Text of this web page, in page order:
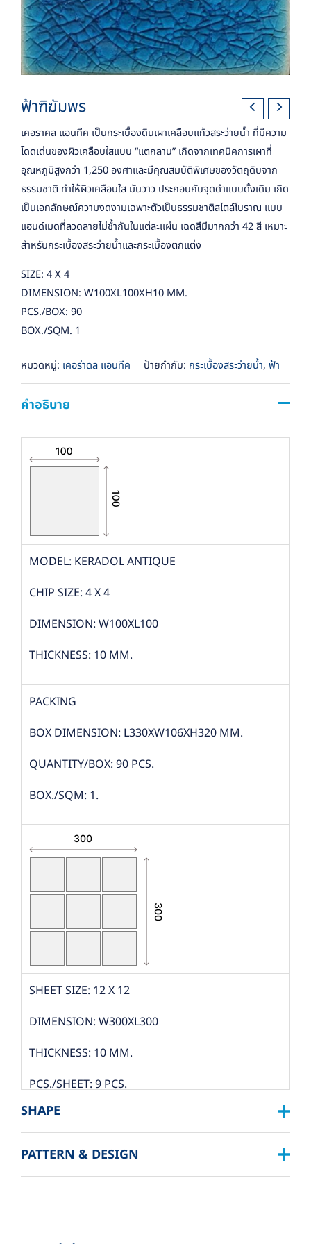
ฟ้าฑิฆัมพร
เคอราคล แอนทีค เป็นกระเบื้องดินเผาเคลือบแก้วสระว่ายน้ำ ที่มีความ
โดดเด่นของผิวเคลือบใสแบบ “แตกลาน” เกิดจากเทคนิคการเผาที่
อุณหภูมิสูงกว่า 1,250 องศาและมีคุณสมบัติพิเศษของวัตถุดิบจาก
ธรรมชาติ ทำให้ผิวเคลือบใส มันวาว ประกอบกับจุดดำแบบดั้งเดิม เกิด
เป็นเอกลักษณ์ความงดงามเฉพาะตัวเป็นธรรมชาติสไตล์โบราณ แบบ
แฮนด์เมดที่ลวดลายไม่ช้ำกันในแต่ละแผ่น เฉดสีมีมากกว่า 42 สี เหมาะ
สำหรับกระเบื้องสระว่ายน้ำและกระเบื้องตกแต่ง
SIZE: 4 X 4
DIMENSION: W100XL100XH10 MM.
PCS./BOX: 90
BOX./SQM. 1
หมวดหมู่: เคอร่าดล แอนทีค ป้ายกำกับ: กระเบื้องสระว่ายน้ำ, ฟ้า
คำอธิบาย
MODEL: KERADOL ANTIQUE
CHIP SIZE: 4 X 4
DIMENSION: W100XL100
THICKNESS: 10 MM.
PACKING
BOX DIMENSION: L330XW106XH320 MM.
QUANTITY/BOX: 90 PCS.
BOX./SQM: 1.
SHEET SIZE: 12 X 12
DIMENSION: W300XL300
THICKNESS: 10 MM.
PCS./SHEET: 9 PCS.
PACKING
BOX DIMENSION: L324XW319XH122 MM.
SHAPE
SQUARE :
PATTERN & DESIGN